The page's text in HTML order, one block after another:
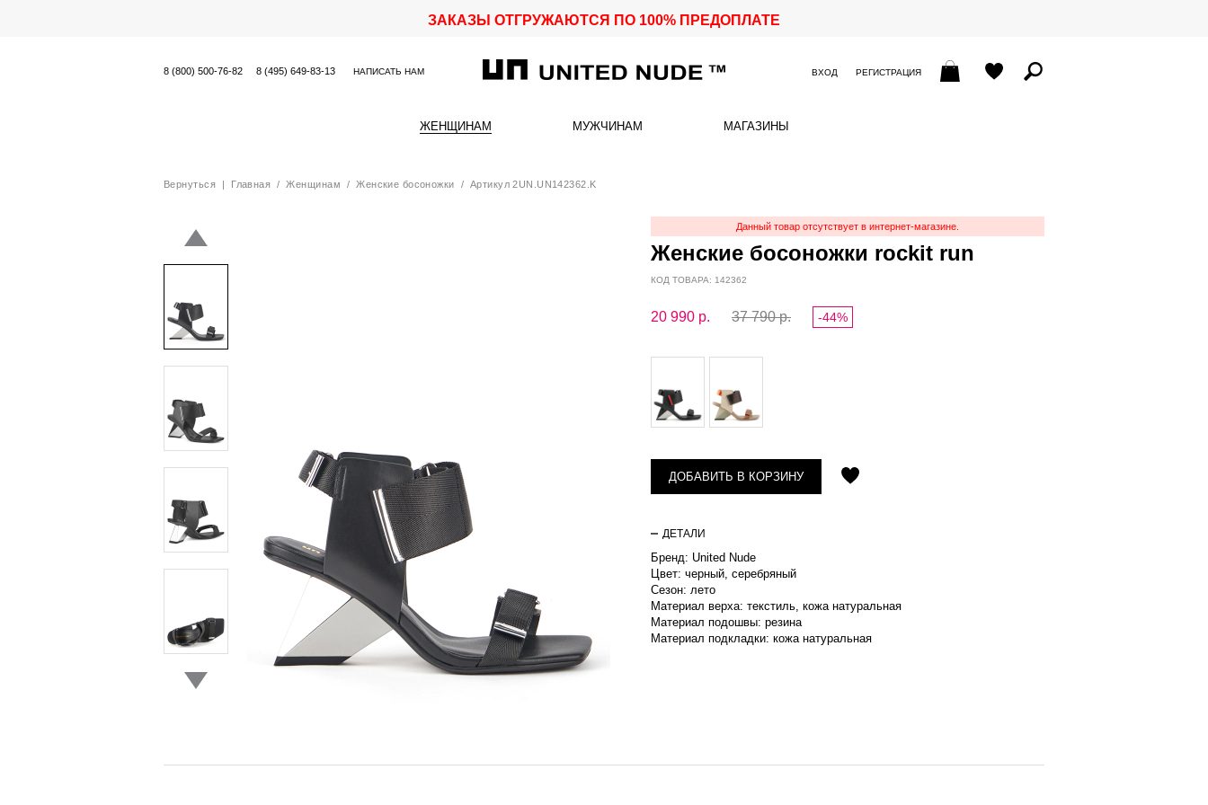
ЗАКАЗЫ ОТГРУЖАЮТСЯ ПО 100% ПРЕДОПЛАТЕ
8 (800) 500-76-82 8 (495) 649-83-13 НАПИСАТЬ НАМ ВХОД РЕГИСТРАЦИЯ
ЖЕНЩИНАМ МУЖЧИНАМ МАГАЗИНЫ
Вернуться| Главная /Женщинам /Женские босоножки / Артикул 2UN.UN142362.K
Данный товар отсутствует в интернет-магазине.
Женские босоножки rockit run
КОД ТОВАРА: 142362
20 990 р. 37 790 р. -44%
ДОБАВИТЬ В КОРЗИНУ
ДЕТАЛИ
Бренд: United Nude
Цвет: черный, серебряный
Сезон: лето
Материал верха: текстиль, кожа натуральная
Материал подошвы: резина
Материал подкладки: кожа натуральная